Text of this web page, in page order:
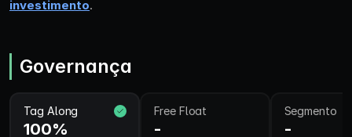
investimento.
Governança
Tag Along
100%
Free Float
-
Segmento
-